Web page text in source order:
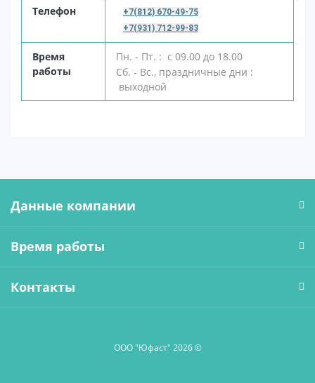
Телефон
+7(812) 670-49-75
+7(931) 712-99-83
Время
работы
Пн. - Пт. : с 09.00 до 18.00
Сб. - Вс., праздничные дни :
выходной
Данные компании
Время работы
Контакты
ООО "Юфаст" 2026 ©